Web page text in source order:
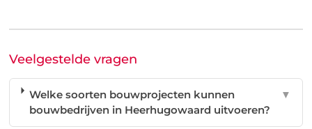
Veelgestelde vragen
Welke soorten bouwprojecten kunnen
bouwbedrijven in Heerhugowaard uitvoeren?
▼